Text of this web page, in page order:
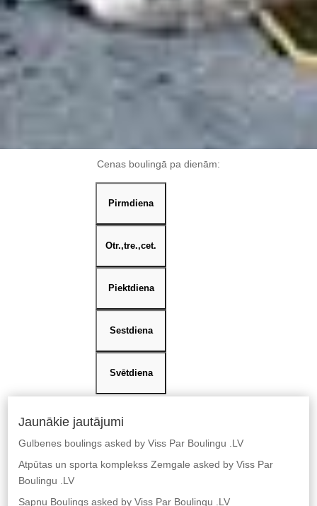
Cenas boulingā pa dienām:
Pirmdiena
Otr.,tre.,cet.
Piektdiena
Sestdiena
Svētdiena
Jaunākie jautājumi
Gulbenes boulings asked by Viss Par Boulingu .LV
Atpūtas un sporta komplekss Zemgale asked by Viss Par
Boulingu .LV
Sapņu Boulings asked by Viss Par Boulingu .LV